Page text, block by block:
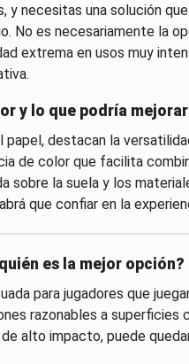
y necesitas una solución
No es necesariamente la
extrema en usos muy
y lo que podría mejorar
papel, destacan la
de color que facilita
sobre la suela y los
que confiar en la
es la mejor opción?
para jugadores que
razonables a superficies
alto impacto, puede